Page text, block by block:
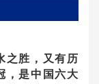
之胜，又有历
，是中国六大